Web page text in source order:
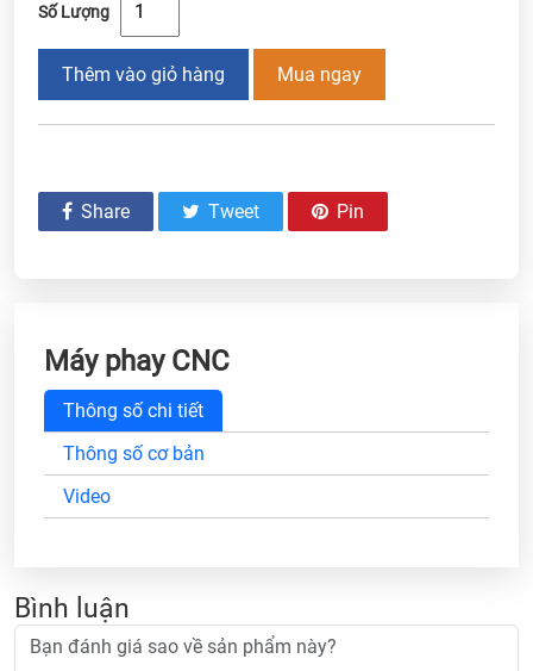
Số Lượng
Thêm vào giỏ hàng Mua ngay
Share Tweet Pin
Máy phay CNC
Thông số chi tiết
Thông số cơ bản
Video
Bình luận